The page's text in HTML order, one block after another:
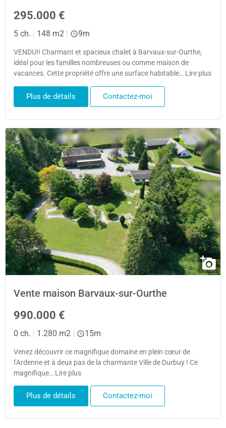
295.000 €
5 ch. | 148 m2 | 9m
VENDU!! Charmant et spacieux chalet à Barvaux-sur-Ourthe,
idéal pour les familles nombreuses ou comme maison de
vacances. Cette propriété offre une surface habitable… Lire plus
Plus de détails Contactez-moi
Vente maison Barvaux-sur-Ourthe
990.000 €
0 ch. | 1.280 m2 | 15m
Venez découvrir ce magnifique domaine en plein cœur de
l’Ardenne et à deux pas de la charmante Ville de Durbuy ! Ce
magnifique… Lire plus
Plus de détails Contactez-moi